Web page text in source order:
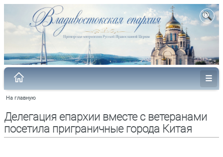
На главную
Делегация епархии вместе с ветеранами
посетила приграничные города Китая